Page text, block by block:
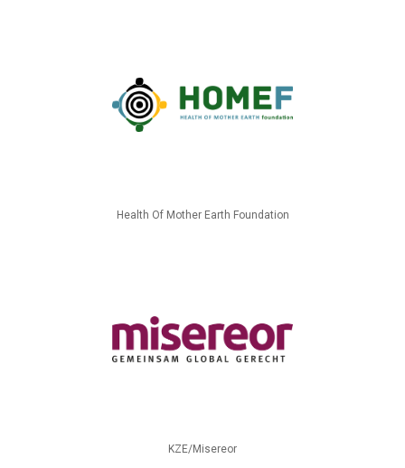
Health Of Mother Earth Foundation
KZE/Misereor